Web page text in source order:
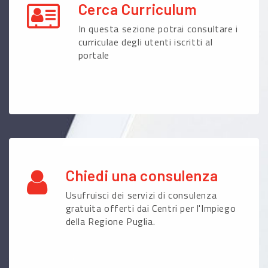
Cerca Curriculum
In questa sezione potrai consultare i
curriculae degli utenti iscritti al
portale
Chiedi una consulenza
Usufruisci dei servizi di consulenza
gratuita offerti dai Centri per l'Impiego
della Regione Puglia.